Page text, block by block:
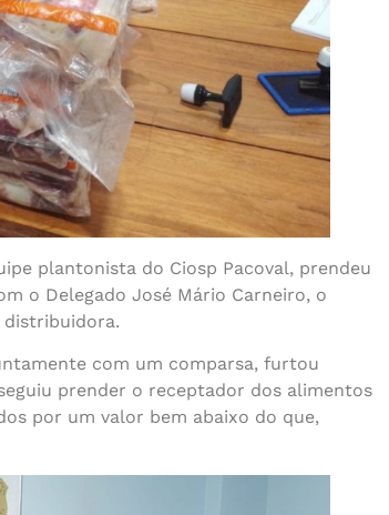
plantonista do Ciosp Pacoval, prendeu
o Delegado José Mário Carneiro, o
com um comparsa, furtou
prender o receptador dos alimentos
por um valor bem abaixo do que,